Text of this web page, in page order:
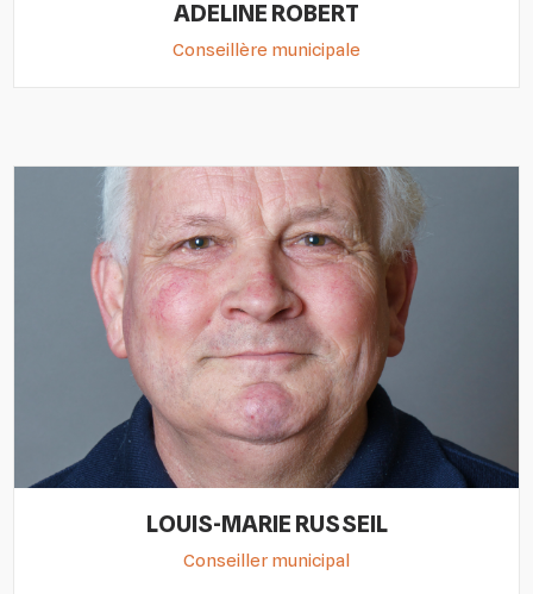
ADELINE ROBERT
Conseillère municipale
LOUIS-MARIE RUSSEIL
Conseiller municipal